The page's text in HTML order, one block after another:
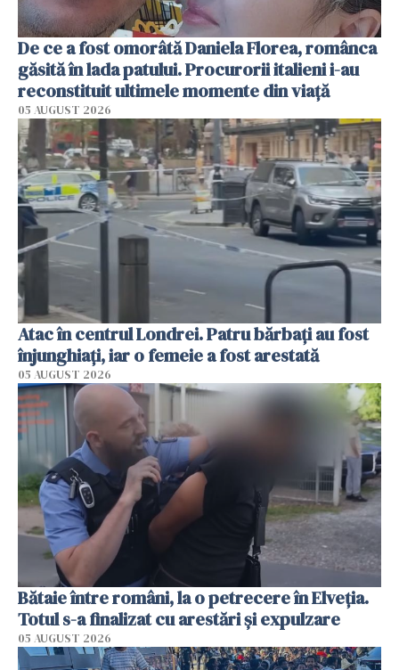
De ce a fost omorâtă Daniela Florea, românca
găsită în lada patului. Procurorii italieni i-au
reconstituit ultimele momente din viață
05 AUGUST 2026
Atac în centrul Londrei. Patru bărbați au fost
înjunghiați, iar o femeie a fost arestată
05 AUGUST 2026
Bătaie între români, la o petrecere în Elveția.
Totul s-a finalizat cu arestări și expulzare
05 AUGUST 2026